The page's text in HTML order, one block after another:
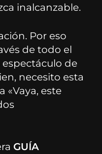
inalcanzable.
Por eso
de todo el
de
necesito esta
«Vaya, este
GUÍA